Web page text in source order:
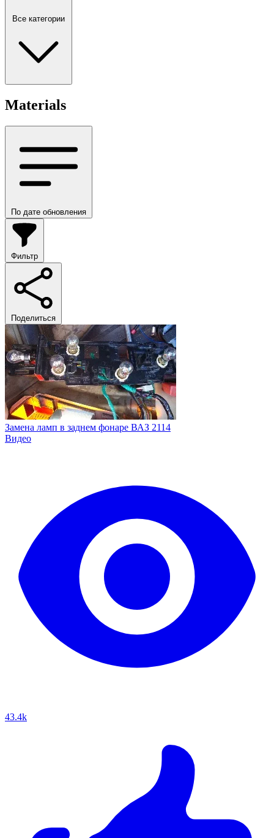
Все категории
Materials
По дате обновления
Фильтр
Поделиться
Замена ламп в заднем фонаре ВАЗ 2114
Видео
43.4k